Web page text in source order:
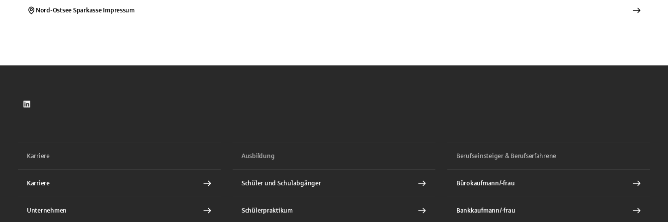
Nord-Ostsee SparkasseImpressum
LinkedIn
Karriere
Karriere
Unternehmen
Ausbildung
Schüler und Schulabgänger
Schülerpraktikum
Berufseinsteiger & Berufserfahrene
Bürokaufmann/-frau
Bankkaufmann/-frau